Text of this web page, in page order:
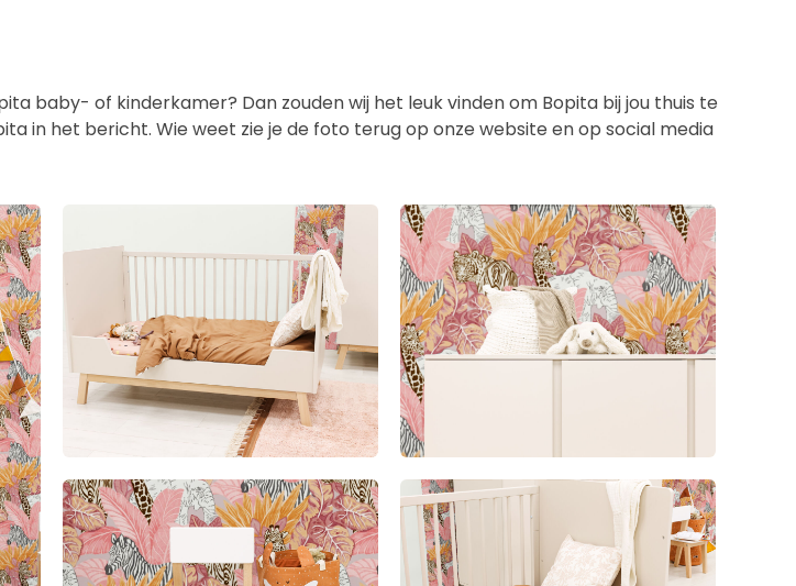
baby- of kinderkamer? Dan zouden wij het leuk vinden om Bopita bij jou thuis te
in het bericht. Wie weet zie je de foto terug op onze website en op social media